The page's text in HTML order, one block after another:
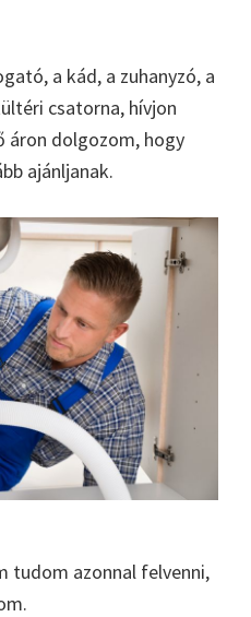
a kád, a zuhanyzó, a
csatorna, hívjon
áron dolgozom, hogy
ajánljanak.
tudom azonnal felvenni,